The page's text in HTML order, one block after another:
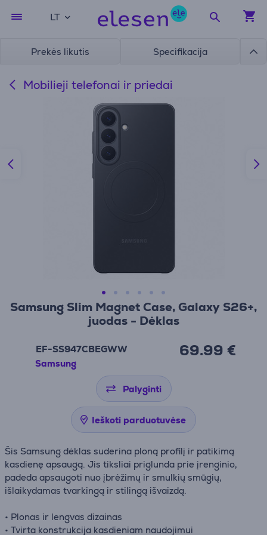
LT
Prekės likutis Specifikacija
Mobilieji telefonai ir priedai
Samsung Slim Magnet Case, Galaxy S26+,
juodas - Dėklas
EF-SS947CBEGWW
Samsung
69.99 €
Palyginti
Ieškoti parduotuvėse
Šis Samsung dėklas suderina ploną profilį ir patikimą
kasdienę apsaugą. Jis tiksliai priglunda prie įrenginio,
padeda apsaugoti nuo įbrėžimų ir smulkių smūgių,
išlaikydamas tvarkingą ir stilingą išvaizdą.
• Plonas ir lengvas dizainas
• Tvirta konstrukcija kasdieniam naudojimui